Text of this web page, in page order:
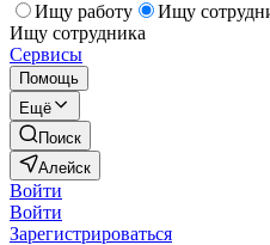
Ищу работу
Ищу
Ищу сотрудника
Сервисы
Помощь
Ещё
Поиск
Алейск
Войти
Войти
Зарегистрироваться